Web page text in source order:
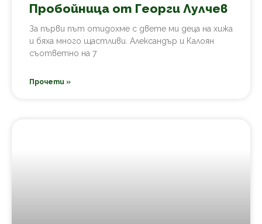
Пробойница от Георги Лулчев
За първи път отидохме с двете ми деца на хижа
и бяха много щастливи. Александър и Калоян
съответно на 7
Прочети »